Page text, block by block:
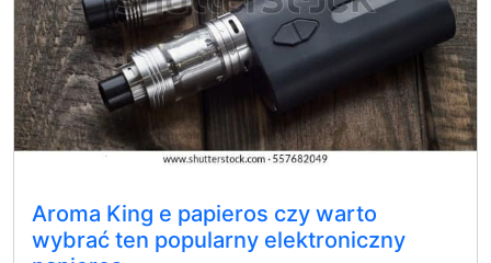
Aroma King e papieros czy warto
wybrać ten popularny elektroniczny